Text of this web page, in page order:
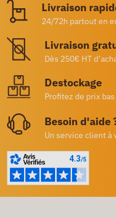
Livraison
24/72h partout en
Livraison
Dès 250€ HT
Destockage
Profitez de prix
Besoin d'aide
Un service client à